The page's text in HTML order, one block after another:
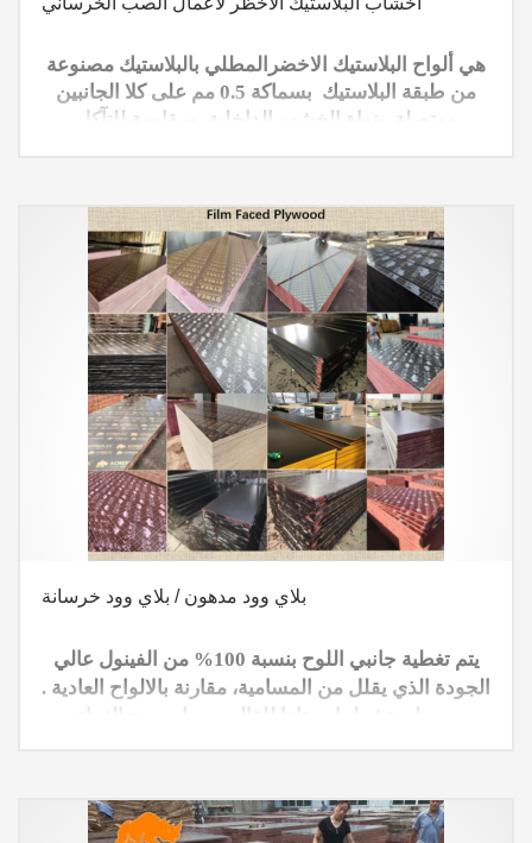
هي ألواح البلاستيك الاخضرالمطلي بالبلاستيك مصنوعة
من طبقة البلاستيك بسماكة 0.5 مم على كلا الجانبين
ومتصلة بنواة الخشب الداخلية. ومقاومة للتآكل
بلاي وود مدهون / بلاي وود خرسانة
يتم تغطية جانبي اللوح بنسبة 100% من الفينول عالي
الجودة الذي يقلل من المسامية، مقارنة بالالواح العادية .
الخرساني في العديد من المنشئات مثل الجسور
والحواجز وجميع الهياكل الخرسانية